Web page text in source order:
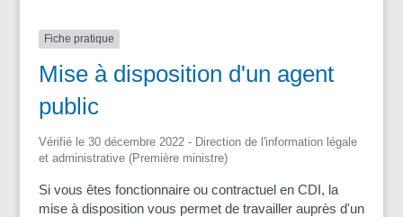
Fiche pratique
Mise à disposition d'un agent
public
Vérifié le 30 décembre 2022 - Direction de l'information légale
et administrative (Première ministre)
Si vous êtes fonctionnaire ou contractuel en CDI, la
mise à disposition vous permet de travailler auprès d'un